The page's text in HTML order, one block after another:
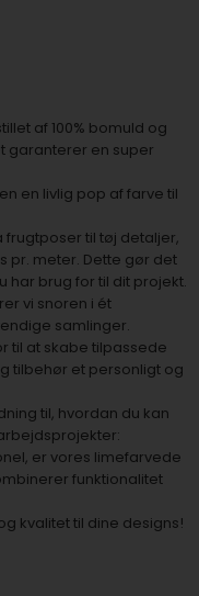
af 100% bomuld og
garanterer en super
en livlig pop af farve til
til tøj detaljer,
pr. meter. Dette gør det
brug for til dit projekt.
vi snoren i ét
samlinger.
til at skabe tilpassede
tilbehør et personligt og
til, hvordan du kan
er vores limefarvede
funktionalitet
kvalitet til dine designs!